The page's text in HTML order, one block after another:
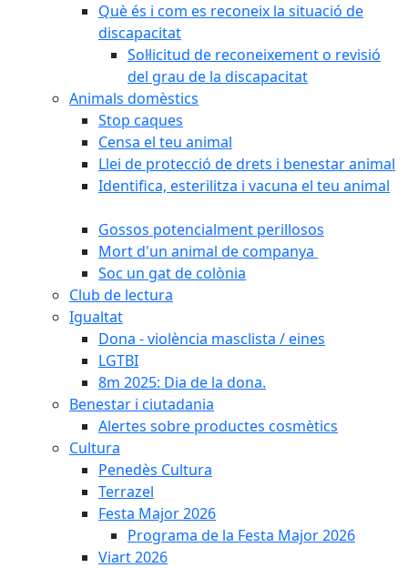
Què és i com es reconeix la situació de
discapacitat
Sol·licitud de reconeixement o revisió
del grau de la discapacitat
Animals domèstics
Stop caques
Censa el teu animal
Llei de protecció de drets i benestar animal
Identifica, esterilitza i vacuna el teu animal
Gossos potencialment perillosos
Mort d'un animal de companya
Soc un gat de colònia
Club de lectura
Igualtat
Dona - violència masclista / eines
LGTBI
8m 2025: Dia de la dona.
Benestar i ciutadania
Alertes sobre productes cosmètics
Cultura
Penedès Cultura
Terrazel
Festa Major 2026
Programa de la Festa Major 2026
Viart 2026